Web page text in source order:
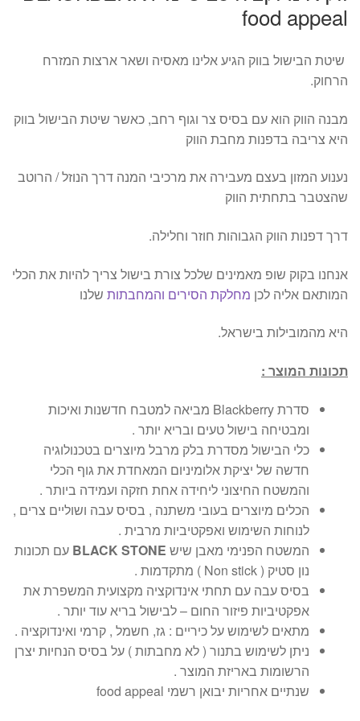
food appeal
שיטת הבישול בווק הגיע אלינו מאסיה ושאר ארצות המזרח
הרחוק.
מבנה הווק הוא עם בסיס צר וגוף רחב, כאשר שיטת הבישול בווק
היא צריבה בדפנות מחבת הווק
נענוע המזון בעצם מעבירה את מרכיבי המנה דרך הנוזל / הרוטב
שהצטבר בתחתית הווק
דרך דפנות הווק הגבוהות חוזר וחלילה.
אנחנו בקוק שופ מאמינים שלכל צורת בישול צריך להיות את הכלי
המותאם אליה לכן מחלקת הסירים והמחבתות שלנו
היא מהמובילות בישראל.
תכונות המוצר :
סדרת Blackberry מביאה למטבח חדשנות ואיכות
ומבטיחה בישול טעים ובריא יותר .
כלי הבישול מסדרת בלק מרבל מיוצרים בטכנולוגיה
חדשה של יציקת אלומיניום המאחדת את גוף הכלי
והמשטח החיצוני ליחידה אחת חזקה ועמידה ביותר .
הכלים מיוצרים בעובי משתנה , בסיס עבה ושוליים צרים ,
לנוחות השימוש ואפקטיביות מרבית .
המשטח הפנימי מאבן שיש BLACK STONE עם תכונות
נון סטיק ( Non stick ) מתקדמות .
בסיס עבה עם תחתי אינדוקציה מקצועית המשפרת את
אפקטיביות פיזור החום – לבישול בריא עוד יותר .
מתאים לשימוש על כיריים : גז, חשמל , קרמי ואינדוקציה .
ניתן לשימוש בתנור ( לא מחבתות ) על בסיס הנחיות יצרן
הרשומות באריזת המוצר .
שנתיים אחריות יבואן רשמי food appeal